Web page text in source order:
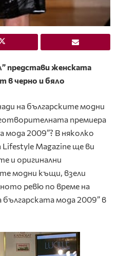
представи женската
в черно и бяло
на българските модни
премиера
мода 2009”? В няколко
Lifestyle Magazine ще ви
и оригинални
модни къщи, взели
ревю по време на
българската мода 2009” в